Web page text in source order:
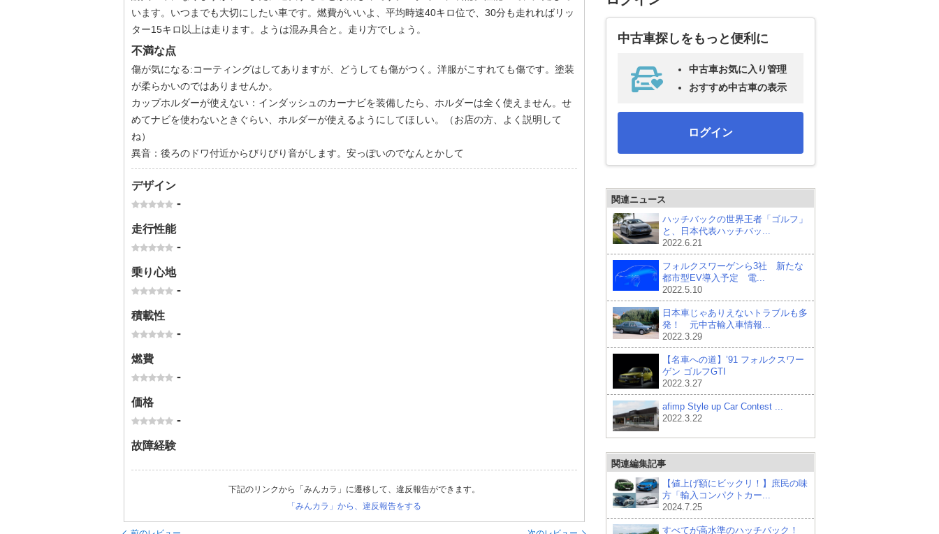
います。いつまでも大切にしたい車です。燃費がいいよ、平均時速40キロ位で、30分も走れればリッ
ター15キロ以上は走ります。ようは混み具合と。走り方でしょう。
不満な点
傷が気になる:コーティングはしてありますが、どうしても傷がつく。洋服がこすれても傷です。塗装
が柔らかいのではありませんか。
カップホルダーが使えない：インダッシュのカーナビを装備したら、ホルダーは全く使えません。せ
めてナビを使わないときぐらい、ホルダーが使えるようにしてほしい。（お店の方、よく説明して
ね）
異音：後ろのドワ付近からびりびり音がします。安っぽいのでなんとかして
デザイン
-
走行性能
-
乗り心地
-
積載性
-
燃費
-
価格
-
故障経験
下記のリンクから「みんカラ」に遷移して、違反報告ができます。
「みんカラ」から、違反報告をする
中古車探しをもっと便利に
中古車お気に入り管理
おすすめ中古車の表示
ログイン
関連ニュース
ハッチバックの世界王者「ゴルフ」
と、日本代表ハッチバッ...
2022.6.21
フォルクスワーゲンら3社 新たな
都市型EV導入予定 電...
2022.5.10
日本車じゃありえないトラブルも多
発！ 元中古輸入車情報...
2022.3.29
【名車への道】’91 フォルクスワー
ゲン ゴルフGTI
2022.3.27
afimp Style up Car Contest ...
2022.3.22
関連編集記事
【値上げ額にビックリ！】庶民の味
方「輸入コンパクトカー...
2024.7.25
すべてが高水準のハッチバック！